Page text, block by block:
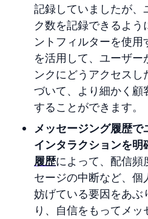
記録していましたが、
ク数を記録できるよう
ントフィルターを使用
を活用して、ユーザー
ンクにどうアクセス
づいて、より細かく
することができます。
メッセージング履歴
インタラクションを明
履歴によって、配信頻
セージの中断など、個
妨げている要因をあぶ
り、自信をもってメッ